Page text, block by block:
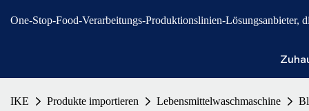
One-Stop-Food-Verarbeitungs-Produktionslinien-Lösungsanbieter,
IKE Produkte importieren Lebensmittelwaschmaschine